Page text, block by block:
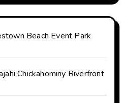
Beach Event Park
Chickahominy Riverfront